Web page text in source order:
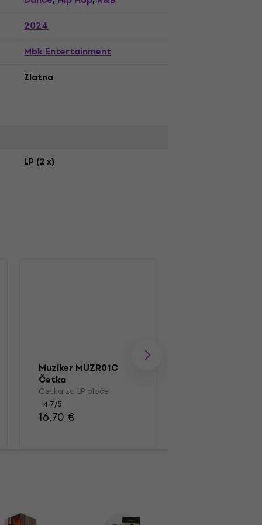
2024
Mbk Entertainment
Zlatna
LP (2 x)
Muziker MUZR01C
Četka
Četka za LP ploče
4,7/5
16,70 €